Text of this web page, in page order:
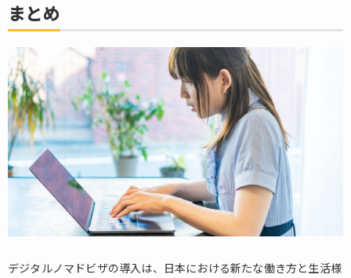
まとめ
デジタルノマドビザの導入は、日本における新たな働き方と生活様